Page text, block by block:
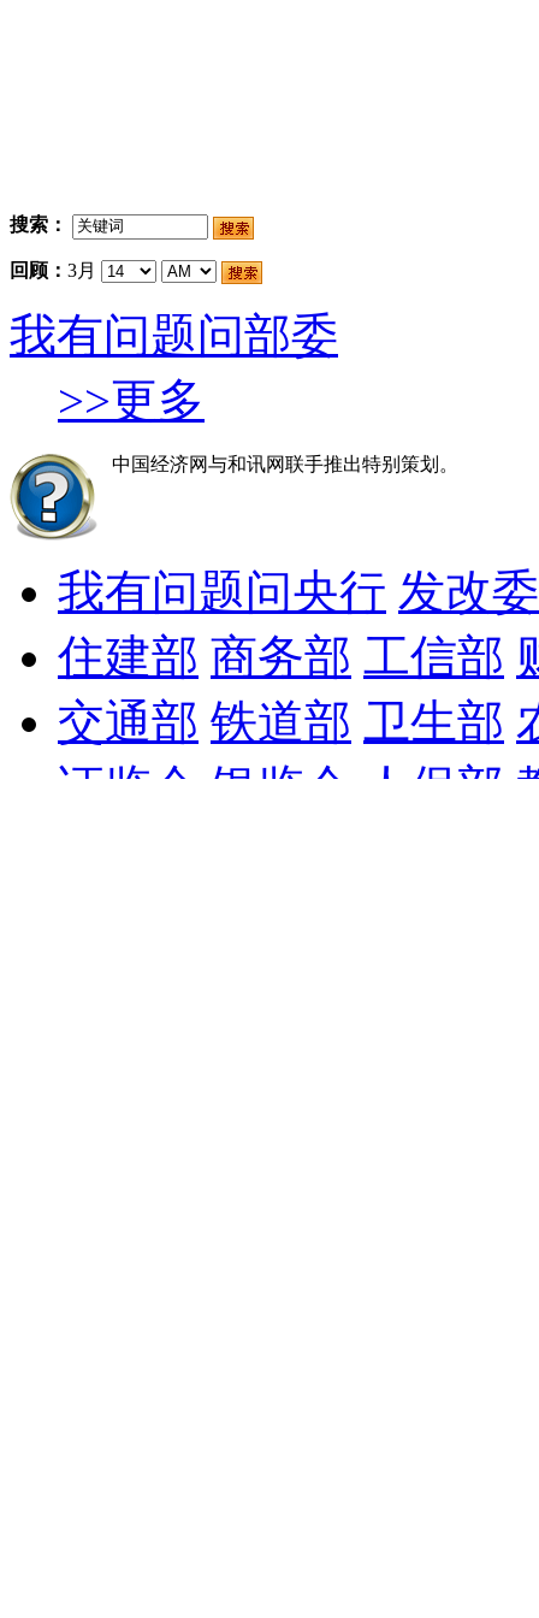
搜索：
回顾： 3月
我有问题问部委
>>更多
中国经济网与和讯网联手推出特别策划。
我有问题问央行 发改委
住建部 商务部 工信部
交通部 铁道部 卫生部
证监会 银监会 人保部